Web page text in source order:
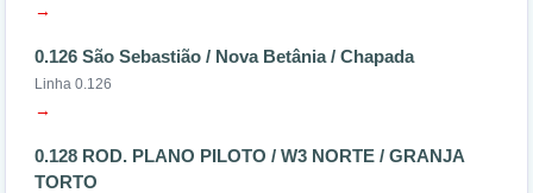
→
0.126 São Sebastião / Nova Betânia / Chapada
Linha 0.126
→
0.128 ROD. PLANO PILOTO / W3 NORTE / GRANJA
TORTO